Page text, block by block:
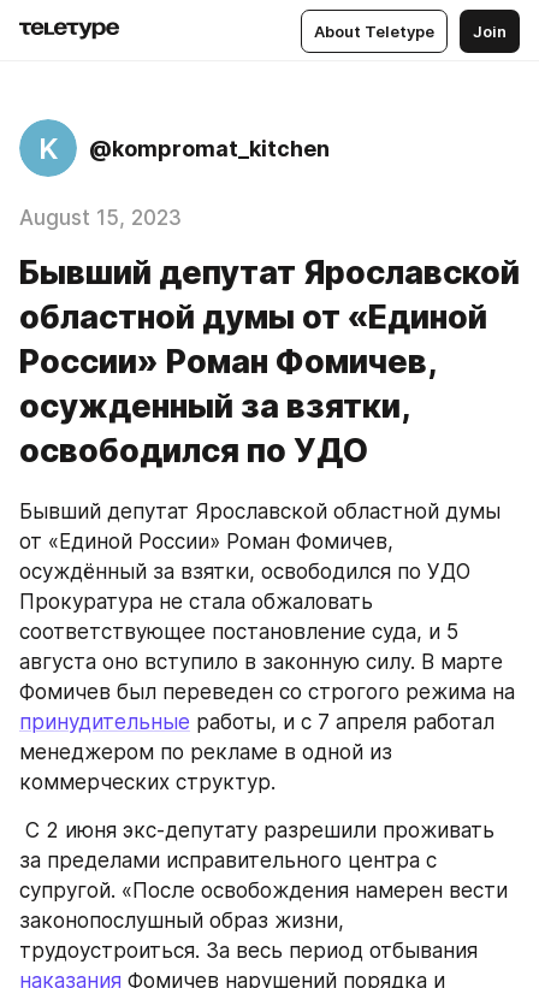
About Teletype Join
K @kompromat_kitchen
August 15, 2023
Бывший депутат Ярославской
областной думы от «Единой
России» Роман Фомичев,
осужденный за взятки,
освободился по УДО
Бывший депутат Ярославской областной думы
от «Единой России» Роман Фомичев,
осуждённый за взятки, освободился по УДО
Прокуратура не стала обжаловать
соответствующее постановление суда, и 5
августа оно вступило в законную силу. В марте
принудительные работы, и с 7 апреля работал
менеджером по рекламе в одной из
коммерческих структур.
за пределами исправительного центра с
супругой. «После освобождения намерен вести
законопослушный образ жизни,
наказания Фомичев нарушений порядка и